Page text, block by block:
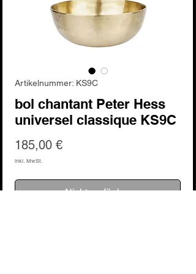
Artikelnummer: KS9C
bol chantant Peter Hess
universel classique KS9C
185,00 €Preis
inkl. MwSt.
Nicht verfügbar